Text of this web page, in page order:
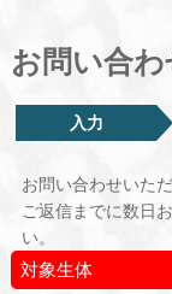
お問い合わ
入力
お問い合わせいた
ご返信までに数日
い。
対象生体